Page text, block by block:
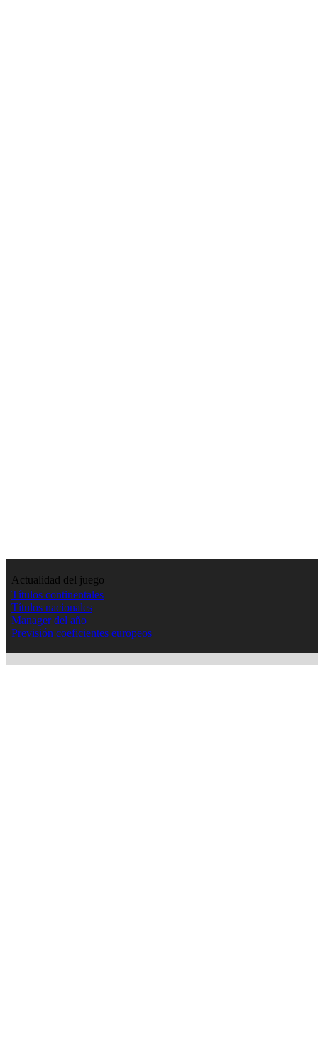
Actualidad del juego
Títulos continentales
Títulos nacionales
Manager del año
Previsión coeficientes europeos